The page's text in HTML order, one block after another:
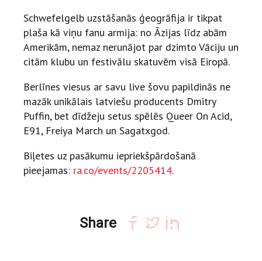
Schwefelgelb uzstāšanās ģeogrāfija ir tikpat
plaša kā viņu fanu armija: no Āzijas līdz abām
Amerikām, nemaz nerunājot par dzimto Vāciju un
citām klubu un festivālu skatuvēm visā Eiropā.
Berlīnes viesus ar savu live šovu papildinās ne
mazāk unikālais latviešu producents Dmitry
Puffin, bet dīdžeju setus spēlēs Queer On Acid,
E91, Freiya March un Sagatxgod.
Biļetes uz pasākumu iepriekšpārdošanā
pieejamas: ra.co/events/2205414.
Share